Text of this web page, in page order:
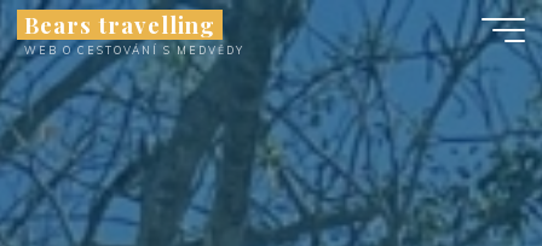
Skip
to
content
Bears travelling
WEB O CESTOVÁNÍ S MEDVĚDY